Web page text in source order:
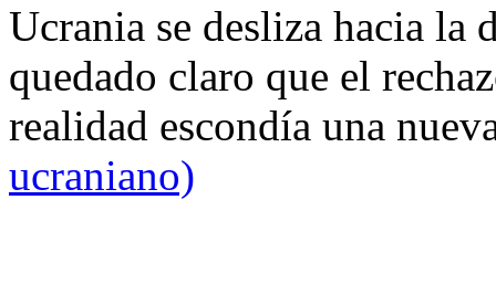
Ucrania se desliza hacia
quedado claro que el
realidad escondía una
ucraniano)